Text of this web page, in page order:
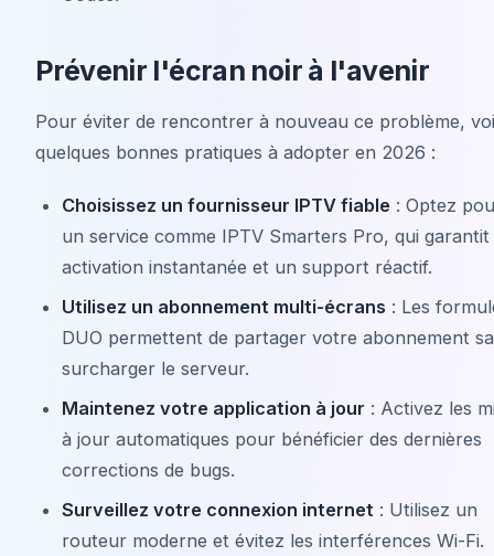
Prévenir l'écran noir à l'avenir
Pour éviter de rencontrer à nouveau ce problème,
quelques bonnes pratiques à adopter en 2026 :
Choisissez un fournisseur IPTV fiable : Optez
un service comme IPTV Smarters Pro, qui
activation instantanée et un support réactif.
Utilisez un abonnement multi-écrans : Les
DUO permettent de partager votre abonnement
surcharger le serveur.
Maintenez votre application à jour : Activez les
à jour automatiques pour bénéficier des dernières
corrections de bugs.
Surveillez votre connexion internet : Utilisez un
routeur moderne et évitez les interférences Wi-Fi.